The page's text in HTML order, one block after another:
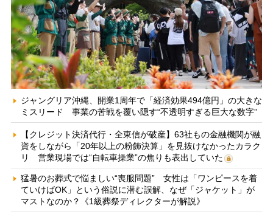
ジャングリア沖縄、開業1周年で「経済効果494億円」の大きな
ミスリード 事業の苦戦を覆い隠す“不透明すぎる巨大な数字”
【クレジット決済代行・全東信が破産】63社もの金融機関が融
資をしながら「20年以上の粉飾決算」を見抜けなかったカラク
リ 営業現場では“自転車操業”の焦りも表出していた
猛暑のお葬式で悩ましい“喪服問題” 女性は「ワンピースを着
ていけばOK」という俗説に潜む誤解、なぜ「ジャケット」が
マストなのか？《1級葬祭ディレクターが解説》